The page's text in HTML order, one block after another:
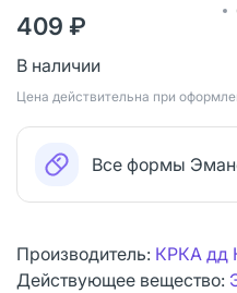
409 ₽
В наличии
Цена действительна при
Все формы
Производитель: КРКА дд
Действующее вещество: